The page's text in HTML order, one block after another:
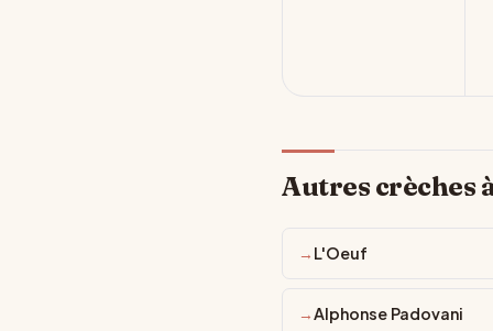
Autres crèches
L'Oeuf
Alphonse Padovani